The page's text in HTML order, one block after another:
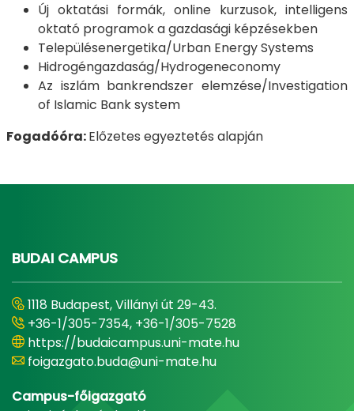
Új oktatási formák, online kurzusok, intelligens
oktató programok a gazdasági képzésekben
Településenergetika/Urban Energy Systems
Hidrogéngazdaság/Hydrogeneconomy
Az iszlám bankrendszer elemzése/Investigation
of Islamic Bank system
Fogadóóra:Előzetes egyeztetés alapján
BUDAI CAMPUS
1118 Budapest, Villányi út 29-43.
+36-1/305-7354, +36-1/305-7528
https://budaicampus.uni-mate.hu
foigazgato.buda@uni-mate.hu
Campus-főigazgató